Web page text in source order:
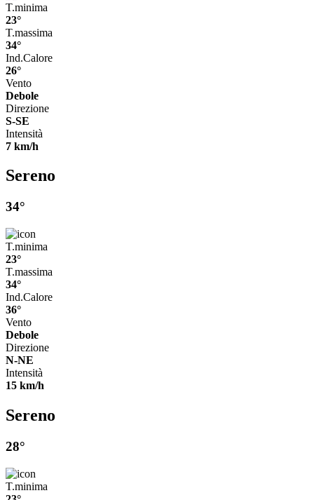
T.minima
23°
T.massima
34°
Ind.Calore
26°
Vento
Debole
Direzione
S-SE
Intensità
7 km/h
Sereno
34°
T.minima
23°
T.massima
34°
Ind.Calore
36°
Vento
Debole
Direzione
N-NE
Intensità
15 km/h
Sereno
28°
T.minima